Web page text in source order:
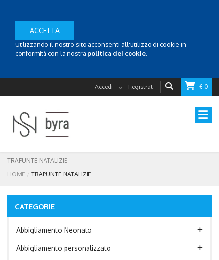
ACCETTA
Utilizzando il nostro sito acconsenti all'utilizzo di cookie in
conformità con la nostra politica dei cookie.
Accedi o Registrati € 0
TRAPUNTE NATALIZIE
HOME
TRAPUNTE NATALIZIE
CATEGORIE
Abbigliamento Neonato
Abbigliamento personalizzato